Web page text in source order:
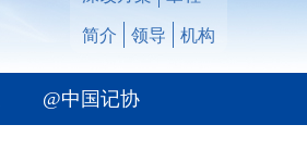
简介
领导 机构
@中国记协